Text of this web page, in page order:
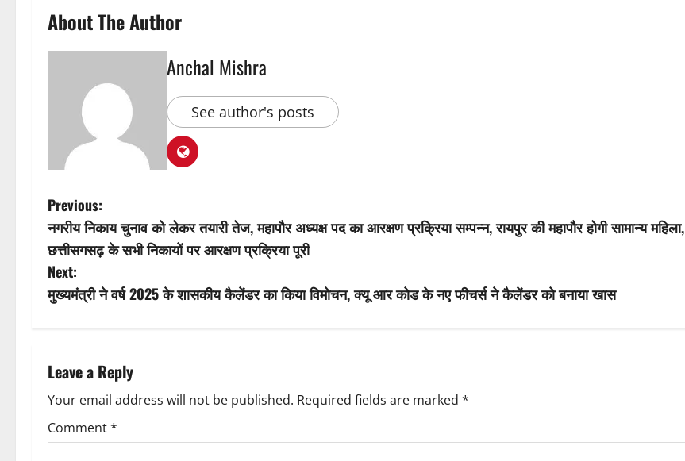
About The Author
Anchal Mishra
See author's posts
P
o
s
t
a
v
i
Previous:
नगरीय निकाय चुनाव को लेकर तयारी तेज, महापौर अध्यक्ष पद का आरक्षण प्रक्रिया सम्पन्न, रायपुर की महापौर होगी सामान्य महिला,
छत्तीसगसढ़ के सभी निकायों पर आरक्षण प्रक्रिया पूरी
Next:
मुख्यमंत्री ने वर्ष 2025 के शासकीय कैलेंडर का किया विमोचन, क्यू आर कोड के नए फीचर्स ने कैलेंडर को बनाया खास
Leave a Reply
Your email address will not be published. Required fields are marked *
Comment*